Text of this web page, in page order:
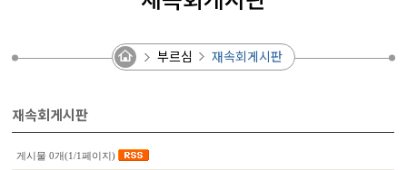
부르심 재속회게시판
재속회게시판
게시물 0개(1/1페이지)